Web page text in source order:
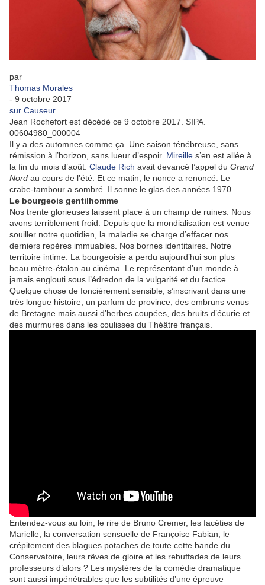
par
Thomas Morales
- 9 octobre 2017
sur Causeur
Jean Rochefort est décédé ce 9 octobre 2017. SIPA.
00604980_000004
Il y a des automnes comme ça. Une saison ténébreuse, sans
rémission à l’horizon, sans lueur d’espoir. Mireille s’en est allée à
la fin du mois d’août. Claude Rich avait devancé l’appel du Grand
Nord au cours de l’été. Et ce matin, le nonce a renoncé. Le
crabe-tambour a sombré. Il sonne le glas des années 1970.
Le bourgeois gentilhomme
Nos trente glorieuses laissent place à un champ de ruines. Nous
avons terriblement froid. Depuis que la mondialisation est venue
souiller notre quotidien, la maladie se charge d’effacer nos
derniers repères immuables. Nos bornes identitaires. Notre
territoire intime. La bourgeoisie a perdu aujourd’hui son plus
beau mètre-étalon au cinéma. Le représentant d’un monde à
jamais englouti sous l’édredon de la vulgarité et du factice.
Quelque chose de foncièrement sensible, s’inscrivant dans une
très longue histoire, un parfum de province, des embruns venus
de Bretagne mais aussi d’herbes coupées, des bruits d’écurie et
des murmures dans les coulisses du Théâtre français.
Entendez-vous au loin, le rire de Bruno Cremer, les facéties de
Marielle, la conversation sensuelle de Françoise Fabian, le
crépitement des blagues potaches de toute cette bande du
Conservatoire, leurs rêves de gloire et les rebuffades de leurs
professeurs d’alors ? Les mystères de la comédie dramatique
sont aussi impénétrables que les subtilités d’une épreuve